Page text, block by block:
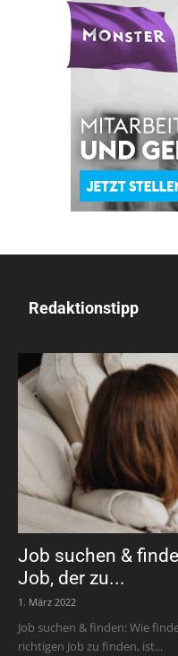
Redaktionstipp
Job suchen &
Job, der zu...
1. März 2022
Job suchen & finden: Wie
richtigen Job zu finden, ist...